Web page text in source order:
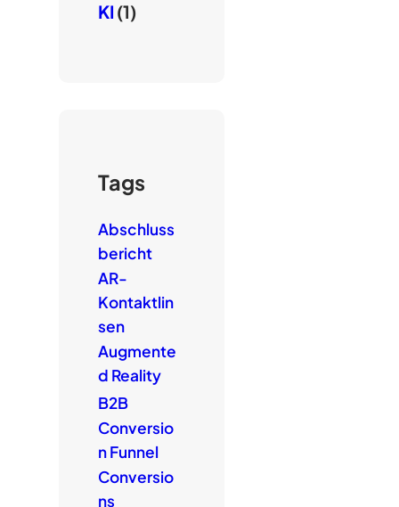
KI (1)
Tags
Abschluss
bericht
AR-
Kontaktlin
sen
Augmente
d Reality
B2B
Conversio
n Funnel
Conversio
ns